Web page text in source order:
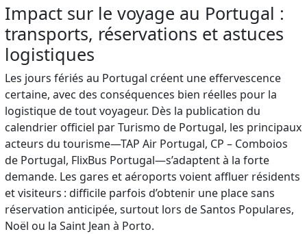
Impact sur le voyage au Portugal :
transports, réservations et astuces
logistiques
Les jours fériés au Portugal créent une effervescence
certaine, avec des conséquences bien réelles pour la
logistique de tout voyageur. Dès la publication du
calendrier officiel par Turismo de Portugal, les principaux
acteurs du tourisme—TAP Air Portugal, CP – Comboios
de Portugal, FlixBus Portugal—s’adaptent à la forte
demande. Les gares et aéroports voient affluer résidents
et visiteurs : difficile parfois d’obtenir une place sans
réservation anticipée, surtout lors de Santos Populares,
Noël ou la Saint Jean à Porto.